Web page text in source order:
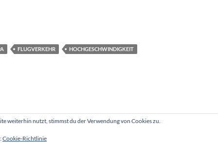
Bahnnetzes: Ein Super-Hochgeschwindigkeitsnetz zur
FLUGVERKEHR HOCHGESCHWINDIGKEIT
weiterhin nutzt, stimmst du der Verwendung von Cookies zu.
Cookie-Richtlinie